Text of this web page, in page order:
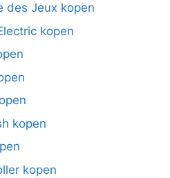
des Jeux kopen
kopen
kopen
kopen